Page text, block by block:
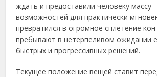
ждать и предоставили человеку массу
возможностей для практически
превратился в огромное сплетение
пребывают в нетерпеливом ожидании
быстрых и прогрессивных решений.
Текущее положение вещей ставит